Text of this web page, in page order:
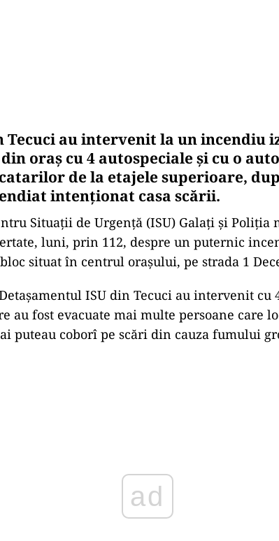
Tecuci au intervenit la un incendiu
oraș cu 4 autospeciale și cu o
de la etajele superioare,
intenționat casa scării.
Situații de Urgență (ISU) Galați și Poliția
luni, prin 112, despre un puternic
situat în centrul orașului, pe strada 1
ISU din Tecuci au intervenit cu
au fost evacuate mai multe persoane care
puteau coborî pe scări din cauza fumului
ad